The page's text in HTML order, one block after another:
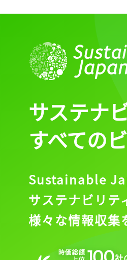
サステナ
すべての
Sustainable
サステナビリテ
様々な情報収集